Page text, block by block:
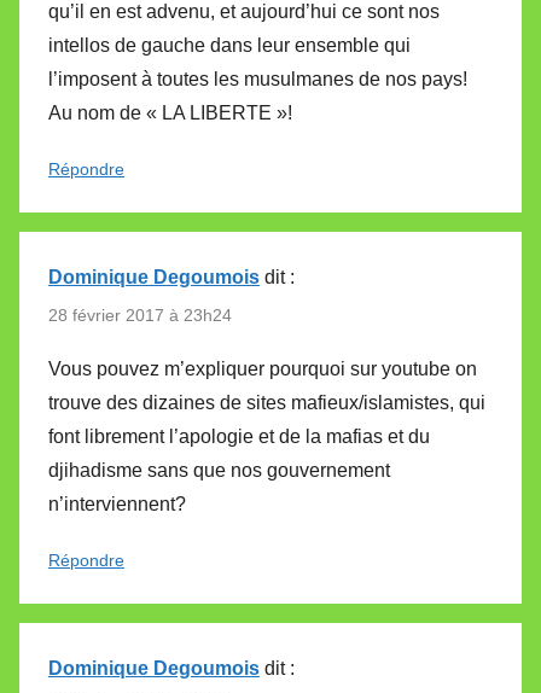
qu’il en est advenu, et aujourd’hui ce sont nos
intellos de gauche dans leur ensemble qui
l’imposent à toutes les musulmanes de nos pays!
Au nom de « LA LIBERTE »!
Répondre
Dominique Degoumois dit :
28 février 2017 à 23h24
Vous pouvez m’expliquer pourquoi sur youtube on
trouve des dizaines de sites mafieux/islamistes, qui
font librement l’apologie et de la mafias et du
djihadisme sans que nos gouvernement
n’interviennent?
Répondre
Dominique Degoumois dit :